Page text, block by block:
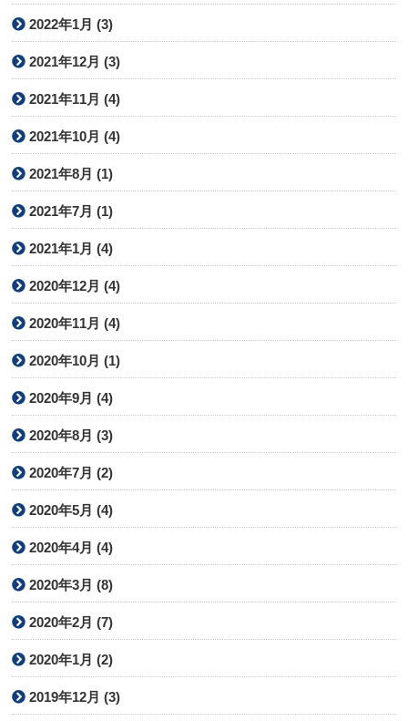
2022年1月 (3)
2021年12月 (3)
2021年11月 (4)
2021年10月 (4)
2021年8月 (1)
2021年7月 (1)
2021年1月 (4)
2020年12月 (4)
2020年11月 (4)
2020年10月 (1)
2020年9月 (4)
2020年8月 (3)
2020年7月 (2)
2020年5月 (4)
2020年4月 (4)
2020年3月 (8)
2020年2月 (7)
2020年1月 (2)
2019年12月 (3)